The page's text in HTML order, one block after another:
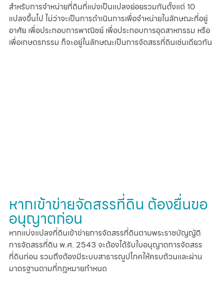
สำหรับการจำหน่ายที่ดินที่แบ่งเป็นแปลงย่อยรวมกันตั้งแต่ 10
แปลงขึ้นไป ไม่ว่าจะเป็นการดำเนินการเพื่อจำหน่ายในลักษณะที่อยู่
อาศัย เพื่อประกอบการพาณิชย์ เพื่อประกอบการอุตสาหกรรม หรือ
เพื่อเกษตรกรรม ก็จะอยู่ในลักษณะเป็นการจัดสรรที่ดินเช่นเดียวกัน
หากเข้าข่ายจัดสรรที่ดิน ต้องยื่นขอ
อนุญาตก่อน
หากแบ่งแปลงที่ดินเข้าข่ายการจัดสรรที่ดินตามพระราชบัญญัติ
การจัดสรรที่ดิน พ.ศ. 2543 จะต้องได้รับใบอนุญาตการจัดสรร
ที่ดินก่อน รวมถึงต้องมีระบบสาธารณูปโภคให้ครบถ้วนและผ่าน
มาตรฐานตามที่กฎหมายกำหนด